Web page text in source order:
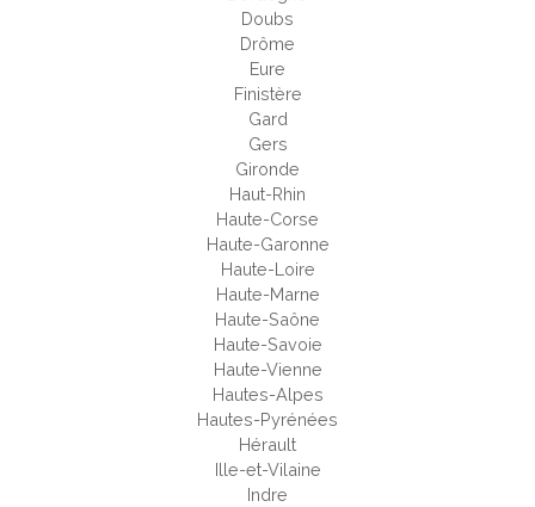
Doubs
Drôme
Eure
Finistère
Gard
Gers
Gironde
Haut-Rhin
Haute-Corse
Haute-Garonne
Haute-Loire
Haute-Marne
Haute-Saône
Haute-Savoie
Haute-Vienne
Hautes-Alpes
Hautes-Pyrénées
Hérault
Ille-et-Vilaine
Indre